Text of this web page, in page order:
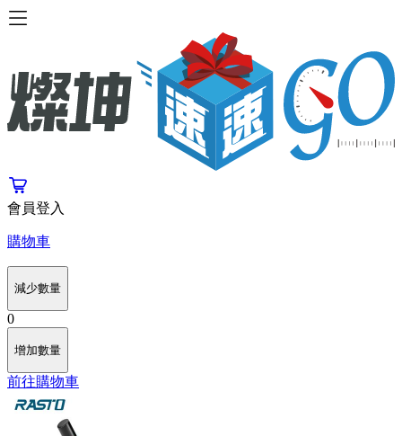
會員登入
購物車
減少數量
0
增加數量
前往購物車